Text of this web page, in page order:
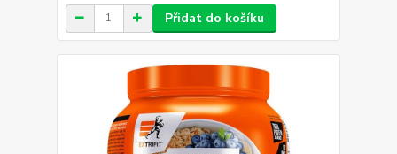
Přidat do košíku